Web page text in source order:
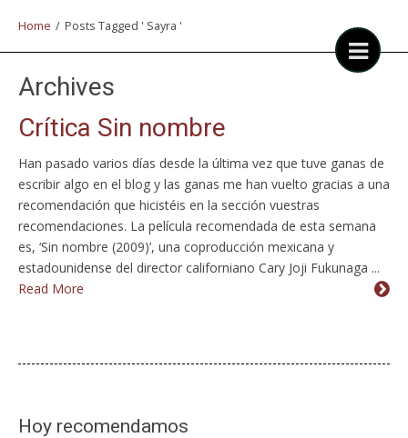
Home / Posts Tagged ' Sayra '
Archives
Crítica Sin nombre
Han pasado varios días desde la última vez que tuve ganas de
escribir algo en el blog y las ganas me han vuelto gracias a una
recomendación que hicistéis en la sección vuestras
recomendaciones. La película recomendada de esta semana
es, ‘Sin nombre (2009)’, una coproducción mexicana y
estadounidense del director californiano Cary Joji Fukunaga ...
Read More
Hoy recomendamos